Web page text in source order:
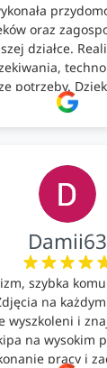
oraz
działce.
potrzeby.
w świetnej
Damii63
szybka
na
wyszkoleni i
na wysokim
pracy i